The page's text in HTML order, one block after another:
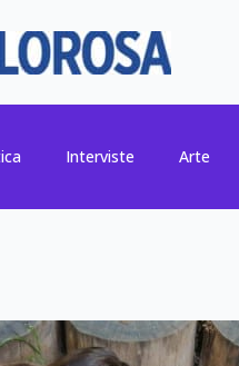
Interviste Arte